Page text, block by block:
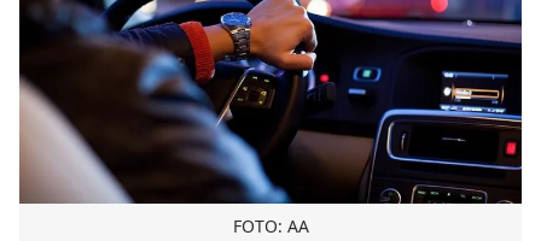
FOTO: AA